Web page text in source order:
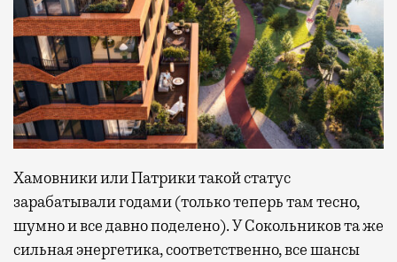
Хамовники или Патрики такой статус
зарабатывали годами (только теперь там тесно,
шумно и все давно поделено). У Сокольников та же
сильная энергетика, соответственно, все шансы